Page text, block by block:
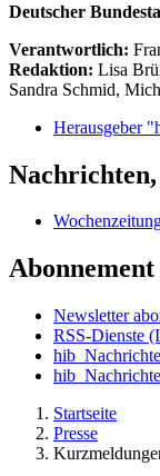
Deutscher
Verantwortlich:
Redaktion: Lisa
Sandra Schmid,
Herausgeber
Abonnement
Newsletter
RSS-Dienste
Startseite
Presse